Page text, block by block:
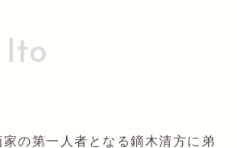
の第一人者となる鏑木清方に弟